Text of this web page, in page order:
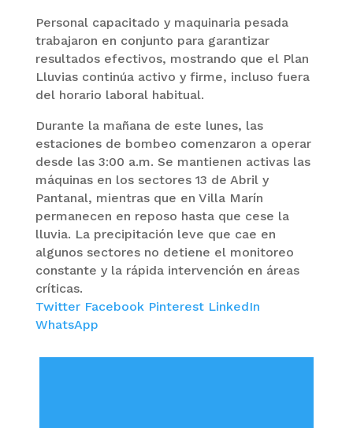
Personal capacitado y maquinaria pesada
trabajaron en conjunto para garantizar
resultados efectivos, mostrando que el Plan
Lluvias continúa activo y firme, incluso fuera
del horario laboral habitual.
Durante la mañana de este lunes, las
estaciones de bombeo comenzaron a operar
desde las 3:00 a.m. Se mantienen activas las
máquinas en los sectores 13 de Abril y
Pantanal, mientras que en Villa Marín
permanecen en reposo hasta que cese la
lluvia. La precipitación leve que cae en
algunos sectores no detiene el monitoreo
constante y la rápida intervención en áreas
críticas.
Twitter Facebook Pinterest LinkedIn
WhatsApp